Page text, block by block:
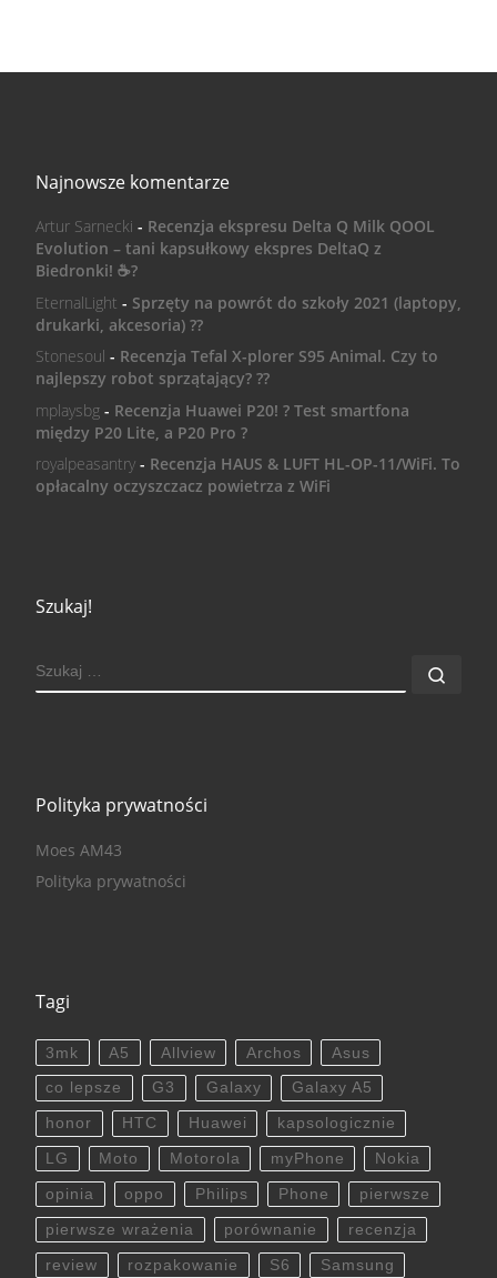
Najnowsze komentarze
Artur Sarnecki - Recenzja ekspresu Delta Q Milk QOOL
Evolution – tani kapsułkowy ekspres DeltaQ z
Biedronki! ☕️?
EternalLight - Sprzęty na powrót do szkoły 2021 (laptopy,
drukarki, akcesoria) ??
Stonesoul - Recenzja Tefal X-plorer S95 Animal. Czy to
najlepszy robot sprzątający? ??
mplaysbg- Recenzja Huawei P20! ? Test smartfona
między P20 Lite, a P20 Pro ?
royalpeasantry- Recenzja HAUS & LUFT HL-OP-11/WiFi. To
opłacalny oczyszczacz powietrza z WiFi
Szukaj!
SZUKAJ
Polityka prywatności
Moes AM43
Polityka prywatności
Tagi
3mk A5 Allview Archos Asus
co lepsze G3 Galaxy Galaxy A5
honor HTC Huawei kapsologicznie
LG Moto Motorola myPhone Nokia
opinia oppo Philips Phone pierwsze
pierwsze wrażenia porównanie recenzja
review rozpakowanie S6 Samsung